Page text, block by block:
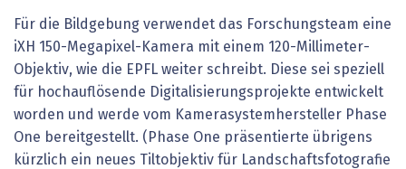
Für die Bildgebung verwendet das Forschungsteam eine
iXH 150-Megapixel-Kamera mit einem 120-Millimeter-
Objektiv, wie die EPFL weiter schreibt. Diese sei speziell
für hochauflösende Digitalisierungsprojekte entwickelt
worden und werde vom Kamerasystemhersteller Phase
One bereitgestellt. (Phase One präsentierte übrigens
kürzlich ein neues Tiltobjektiv für Landschaftsfotografie